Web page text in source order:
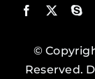
©
Reserved.